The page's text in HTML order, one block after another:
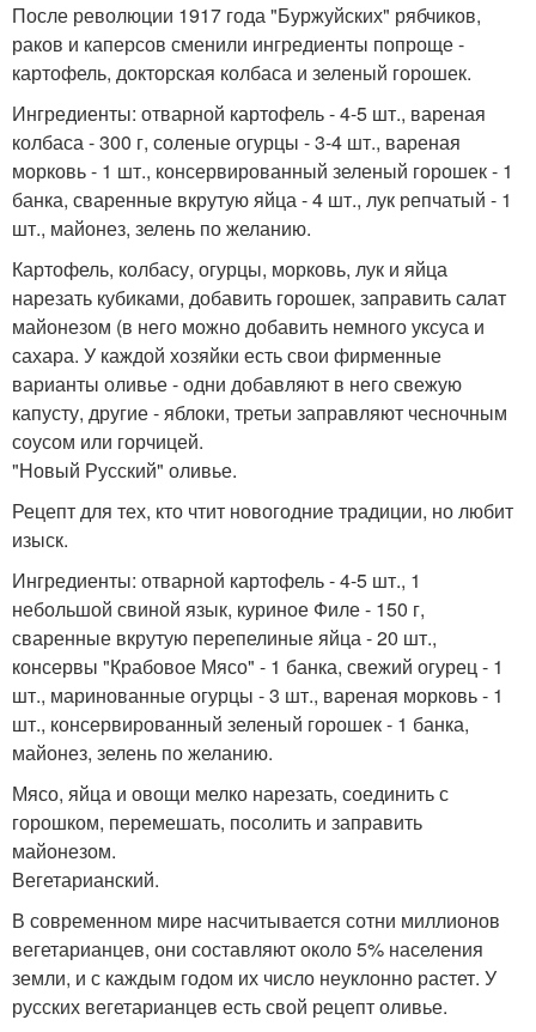
После революции 1917 года "Буржуйских" рябчиков,
раков и каперсов сменили ингредиенты попроще -
картофель, докторская колбаса и зеленый горошек.
Ингредиенты: отварной картофель - 4-5 шт., вареная
колбаса - 300 г, соленые огурцы - 3-4 шт., вареная
морковь - 1 шт., консервированный зеленый горошек - 1
банка, сваренные вкрутую яйца - 4 шт., лук репчатый - 1
шт., майонез, зелень по желанию.
Картофель, колбасу, огурцы, морковь, лук и яйца
нарезать кубиками, добавить горошек, заправить салат
майонезом (в него можно добавить немного уксуса и
сахара. У каждой хозяйки есть свои фирменные
варианты оливье - одни добавляют в него свежую
капусту, другие - яблоки, третьи заправляют чесночным
соусом или горчицей.
"Новый Русский" оливье.
Рецепт для тех, кто чтит новогодние традиции, но любит
изыск.
Ингредиенты: отварной картофель - 4-5 шт., 1
небольшой свиной язык, куриное Филе - 150 г,
сваренные вкрутую перепелиные яйца - 20 шт.,
консервы "Крабовое Мясо" - 1 банка, свежий огурец - 1
шт., маринованные огурцы - 3 шт., вареная морковь - 1
шт., консервированный зеленый горошек - 1 банка,
майонез, зелень по желанию.
Мясо, яйца и овощи мелко нарезать, соединить с
горошком, перемешать, посолить и заправить
майонезом.
Вегетарианский.
В современном мире насчитывается сотни миллионов
вегетарианцев, они составляют около 5% населения
земли, и с каждым годом их число неуклонно растет. У
русских вегетарианцев есть свой рецепт оливье.